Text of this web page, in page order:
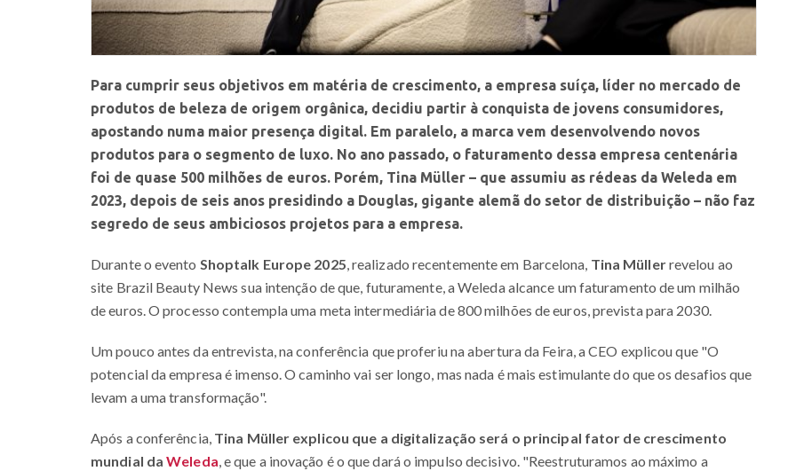
Para cumprir seus objetivos em matéria de crescimento, a empresa suíça, líder no mercado de
produtos de beleza de origem orgânica, decidiu partir à conquista de jovens consumidores,
apostando numa maior presença digital. Em paralelo, a marca vem desenvolvendo novos
produtos para o segmento de luxo. No ano passado, o faturamento dessa empresa centenária
foi de quase 500 milhões de euros. Porém, Tina Müller – que assumiu as rédeas da Weleda em
2023, depois de seis anos presidindo a Douglas, gigante alemã do setor de distribuição – não faz
segredo de seus ambiciosos projetos para a empresa.
Durante o evento Shoptalk Europe 2025, realizado recentemente em Barcelona, Tina Müllerrevelou ao
site Brazil Beauty News sua intenção de que, futuramente, a Weleda alcance um faturamento de um milhão
de euros. O processo contempla uma meta intermediária de 800 milhões de euros, prevista para 2030.
Um pouco antes da entrevista, na conferência que proferiu na abertura da Feira, a CEO explicou que "O
potencial da empresa é imenso. O caminho vai ser longo, mas nada é mais estimulante do que os desafios que
levam a uma transformação".
Após a conferência, Tina Müller explicou que a digitalização será o principal fator de crescimento
mundial daWeleda, e que a inovação é o que dará o impulso decisivo. "Reestruturamos ao máximo a